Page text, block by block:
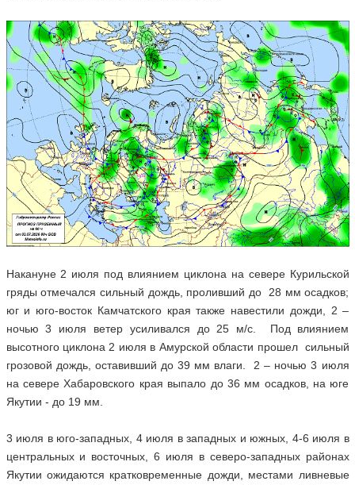
Накануне 2 июля под влиянием циклона на севере Курильской
гряды отмечался сильный дождь, проливший до 28 мм осадков;
юг и юго-восток Камчатского края также навестили дожди, 2 –
ночью 3 июля ветер усиливался до 25 м/с. Под влиянием
высотного циклона 2 июля в Амурской области прошел сильный
грозовой дождь, оставивший до 39 мм влаги. 2 – ночью 3 июля
на севере Хабаровского края выпало до 36 мм осадков, на юге
Якутии - до 19 мм.
3 июля в юго-западных, 4 июля в западных и южных, 4-6 июля в
центральных и восточных, 6 июля в северо-западных районах
Якутии ожидаются кратковременные дожди, местами ливневые